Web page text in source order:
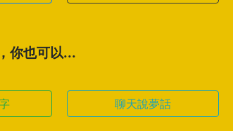
你也可以...
聊天說夢話